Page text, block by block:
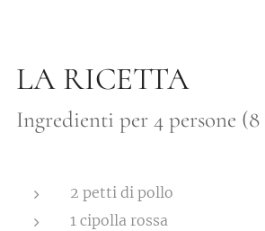
LA RICETTA
Ingredienti per 4 persone
2 petti di pollo
1 cipolla rossa